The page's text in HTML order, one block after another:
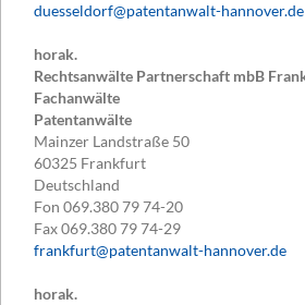
duesseldorf@patentanwalt-hannover.de
horak.
Rechtsanwälte Partnerschaft mbB
Fachanwälte
Patentanwälte
Mainzer Landstraße 50
60325 Frankfurt
Deutschland
Fon 069.380 79 74-20
Fax069.380 79 74-29
frankfurt@patentanwalt-hannover.de
horak.